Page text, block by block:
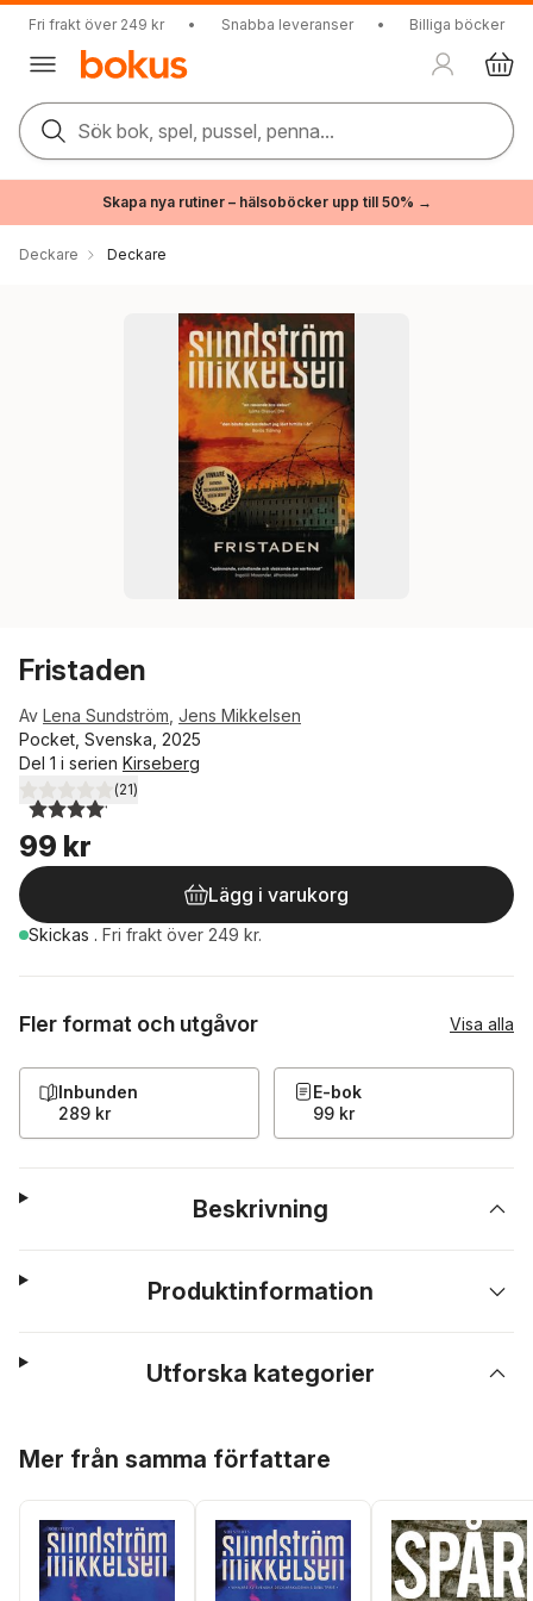
Fri frakt över 249 kr • Snabba leveranser • Billiga böcker
Sök bok, spel, pussel, penna...
Skapa nya rutiner – hälsoböcker upp till 50% →
Deckare Deckare
Fristaden
Av Lena Sundström Jens Mikkelsen
Pocket, Svenska, 2025
Del 1 i serien Kirseberg
4,1utav 5 stjärnor. Totalt antal röster:
(21)
99 kr
Lägg i varukorg
Skickas . Fri frakt över 249 kr.
Fler format och utgåvor Visa alla
Inbunden
289 kr
E-bok
99 kr
Beskrivning
Produktinformation
Utforska kategorier
Mer från samma författare